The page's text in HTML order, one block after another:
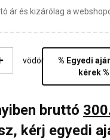
ár és kizárólag a
vödör
% Egyedi
kérek %
bruttó
kérj egyedi